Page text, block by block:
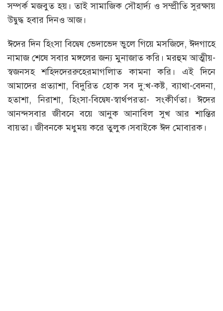
সম্পর্ক মজবুত হয়। তাই সামাজিক সৌহার্দ্য ও সম্প্রীতি সুরক্ষায়
উদ্বুদ্ধ হবার দিনও আজ।
ঈদের দিন হিংসা বিদ্বেষ ভেদাভেদ ভুলে গিয়ে মসজিদে, ঈদগাহে
নামাজ শেষে সবার মঙ্গলের জন্য মুনাজাত করি। মরহুম আত্মীয়-
স্বজনসহ শহিদদেররুহেরমাগলিাত কামনা করি। এই দিনে
আমাদের প্রত্যাশা, বিদুরিত হোক সব দু:খ-কষ্ট, ব্যাথা-বেদনা,
হতাশা, নিরাশা, হিংসা-বিদ্বেষ-স্বার্থপরতা- সংকীর্ণতা। ঈদের
আনন্দসবার জীবনে বয়ে আনুক আনাবিল সুখ আর শান্তির
বায়তা। জীবনকে মধুময় করে তুলুক।সবাইকে ঈদ মোবারক।